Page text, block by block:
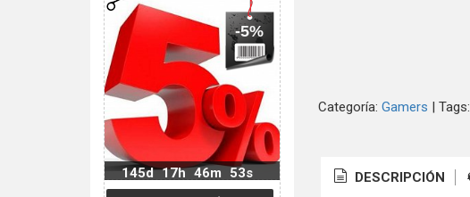
-5%
145d 17h 46m 52s
Categoría: Gamers | Tags:
DESCRIPCIÓN